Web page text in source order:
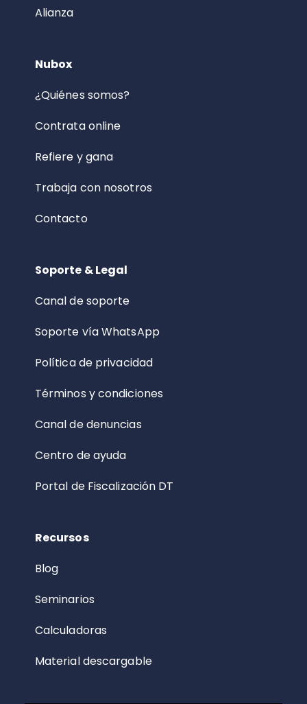
Alianza
Nubox
¿Quiénes somos?
Contrata online
Refiere y gana
Trabaja con nosotros
Contacto
Soporte & Legal
Canal de soporte
Soporte vía WhatsApp
Política de privacidad
Términos y condiciones
Canal de denuncias
Centro de ayuda
Portal de Fiscalización DT
Recursos
Blog
Seminarios
Calculadoras
Material descargable